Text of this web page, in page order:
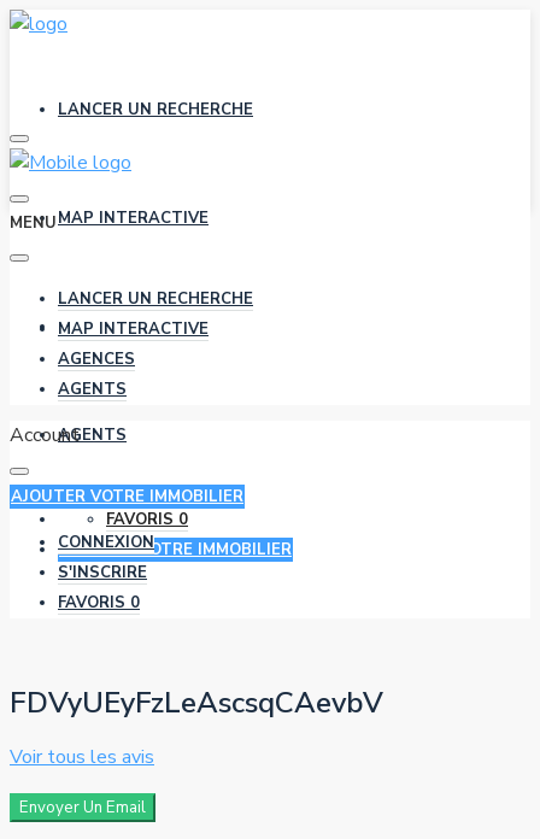
LANCER UN RECHERCHE
MAP INTERACTIVE
AGENCES
AGENTS
FAVORIS 0
AJOUTER VOTRE IMMOBILIER
MENU
LANCER UN RECHERCHE
MAP INTERACTIVE
AGENCES
AGENTS
Account
AJOUTER VOTRE IMMOBILIER
CONNEXION
S'INSCRIRE
FAVORIS 0
FDVyUEyFzLeAscsqCAevbV
Voir tous les avis
Envoyer Un Email